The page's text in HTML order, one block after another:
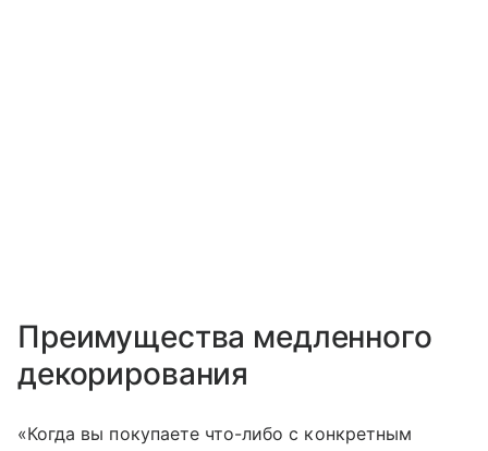
Преимущества медленного
декорирования
«Когда вы покупаете что-либо с конкретным